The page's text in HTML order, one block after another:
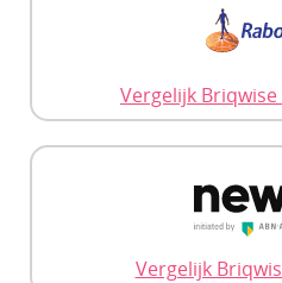
Vergelijk
Vergelijk